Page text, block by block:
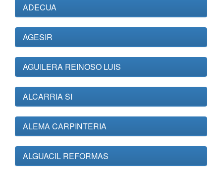
ADECUA
AGESIR
AGUILERA REINOSO LUIS
ALCARRIA SI
ALEMA CARPINTERIA
ALGUACIL REFORMAS